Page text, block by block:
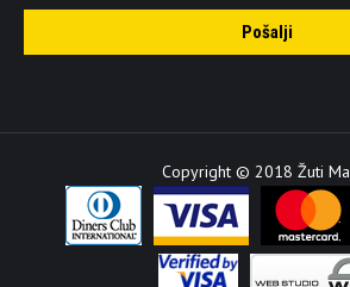
Copyright © 2018 Žuti